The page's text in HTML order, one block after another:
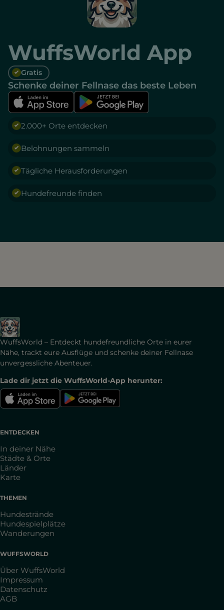
WuffsWorld App
Gratis
Schenke deiner Fellnase das beste Leben
2.000+ Orte entdecken
Belohnungen sammeln
Tägliche Herausforderungen
Hundefreunde finden
WuffsWorld – Entdeckt hundefreundliche Orte in eurer
Nähe, trackt eure Ausflüge und schenke deiner Fellnase
unvergessliche Abenteuer.
Lade dir jetzt die WuffsWorld-App herunter:
ENTDECKEN
In deiner Nähe
Städte & Orte
Länder
Karte
THEMEN
Hundestrände
Hundespielplätze
Wanderungen
WUFFSWORLD
Über WuffsWorld
Impressum
Datenschutz
AGB